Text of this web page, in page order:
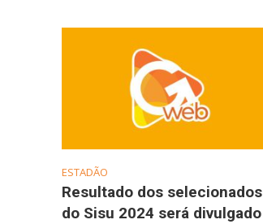
ESTADÃO
Resultado dos selecionados
do Sisu 2024 será divulgado